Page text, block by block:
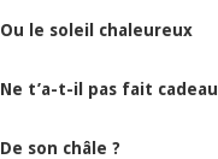
Ou le soleil chaleureux
Ne t’a-t-il pas fait cadeau
De son châle ?